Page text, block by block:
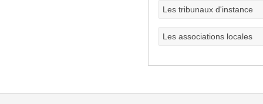
Les tribunaux d'instance
Les associations locales